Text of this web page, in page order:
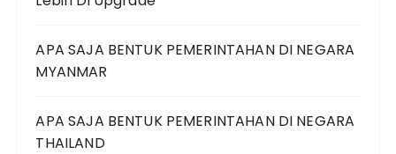
APA SAJA BENTUK PEMERINTAHAN DI NEGARA
MYANMAR
APA SAJA BENTUK PEMERINTAHAN DI NEGARA
THAILAND